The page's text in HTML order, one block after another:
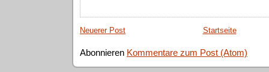
Neuerer Post Startseite
Abonnieren Kommentare zum Post (Atom)